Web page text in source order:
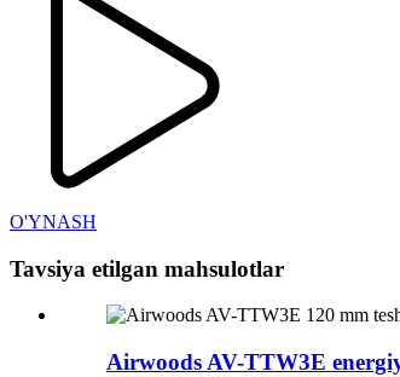
O'YNASH
Tavsiya etilgan mahsulotlar
Airwoods AV-TTW3E